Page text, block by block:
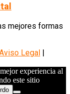
mejores formas
Legal |
experiencia al
este sitio